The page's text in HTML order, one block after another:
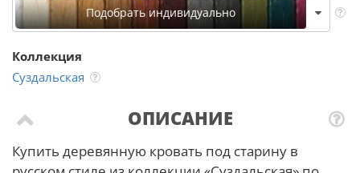
Подобрать индивидуально
Коллекция
Суздальская
ОПИСАНИЕ
Купить деревянную кровать под старину в